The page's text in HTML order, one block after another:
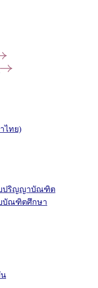
ไทย)
บปริญญาบัณฑิต
บัณฑิตศึกษา